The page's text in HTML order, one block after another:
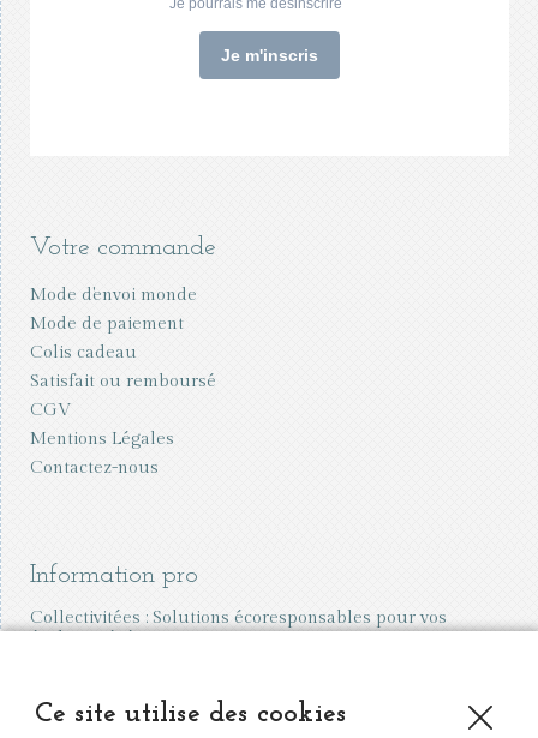
Votre commande
Mode d'envoi monde
Mode de paiement
Colis cadeau
Satisfait ou remboursé
CGV
Mentions Légales
Contactez-nous
Information pro
Collectivitées : Solutions écoresponsables pour vos
écoles et événements
Organiser une vente à domicile
Ce site utilise des cookies